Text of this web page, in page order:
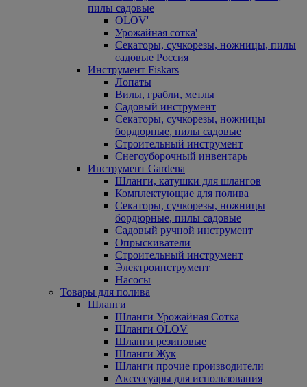
пилы садовые
OLOV'
Урожайная сотка'
Секаторы, сучкорезы, ножницы, пилы
садовые Россия
Инструмент Fiskars
Лопаты
Вилы, грабли, метлы
Садовый инструмент
Секаторы, сучкорезы, ножницы
бордюрные, пилы садовые
Строительный инструмент
Снегоуборочный инвентарь
Инструмент Gardena
Шланги, катушки для шлангов
Комплектующие для полива
Секаторы, сучкорезы, ножницы
бордюрные, пилы садовые
Садовый ручной инструмент
Опрыскиватели
Строительный инструмент
Электроинструмент
Насосы
Товары для полива
Шланги
Шланги Урожайная Сотка
Шланги OLOV
Шланги резиновые
Шланги Жук
Шланги прочие производители
Аксессуары для использования